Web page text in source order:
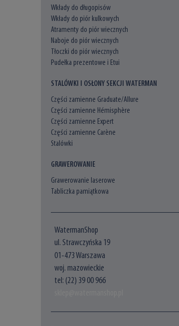
Wkłady do długopisów
Wkłady do piór kulkowych
Atramenty do piór wiecznych
Naboje do piór wiecznych
Tłoczki do piór wiecznych
Pudełka prezentowe i Etui
STALÓWKI I OSŁONY SEKCJI WATERMAN
Części zamienne Graduate/Allure
Części zamienne Hémisphère
Części zamienne Expert
Części zamienne Carène
Stalówki
GRAWEROWANIE
Grawerowanie laserowe
Tabliczka pamiątkowa
WatermanShop
ul. Strawczyńska 19
01-473 Warszawa
woj. mazowieckie
tel: (22) 39 00 966